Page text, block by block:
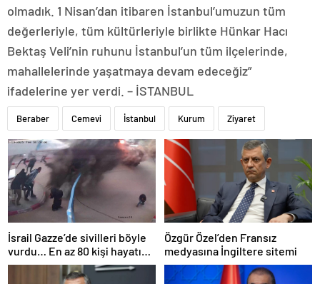
olmadık. 1 Nisan’dan itibaren İstanbul’umuzun tüm
değerleriyle, tüm kültürleriyle birlikte Hünkar Hacı
Bektaş Veli’nin ruhunu İstanbul’un tüm ilçelerinde,
mahallelerinde yaşatmaya devam edeceğiz”
ifadelerine yer verdi. – İSTANBUL
Beraber Cemevi İstanbul Kurum Ziyaret
İsrail Gazze’de sivilleri böyle
vurdu… En az 80 kişi hayatını
kaybetti
Özgür Özel’den Fransız
medyasına İngiltere sitemi